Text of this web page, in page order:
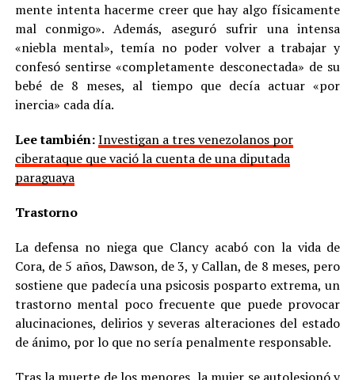
mente intenta hacerme creer que hay algo físicamente
mal conmigo». Además, aseguró sufrir una intensa
«niebla mental», temía no poder volver a trabajar y
confesó sentirse «completamente desconectada» de su
bebé de 8 meses, al tiempo que decía actuar «por
inercia» cada día.
Lee también:Investigan a tres venezolanos por
ciberataque que vació la cuenta de una diputada
paraguaya
Trastorno
La defensa no niega que Clancy acabó con la vida de
Cora, de 5 años, Dawson, de 3, y Callan, de 8 meses, pero
sostiene que padecía una psicosis posparto extrema, un
trastorno mental poco frecuente que puede provocar
alucinaciones, delirios y severas alteraciones del estado
de ánimo, por lo que no sería penalmente responsable.